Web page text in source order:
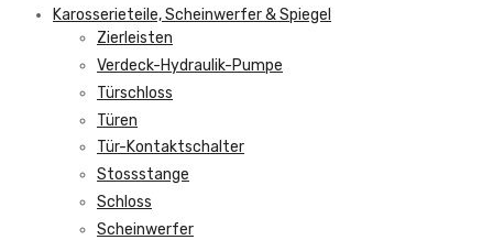
Karosserieteile, Scheinwerfer & Spiegel
Zierleisten
Verdeck-Hydraulik-Pumpe
Türschloss
Türen
Tür-Kontaktschalter
Stossstange
Schloss
Scheinwerfer